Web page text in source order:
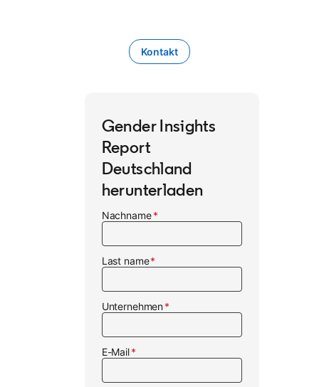
Kontakt
Gender Insights
Report
Deutschland
herunterladen
Nachname
Last name
Unternehmen
E-Mail